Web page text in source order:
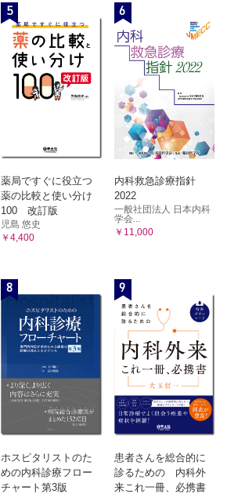
5
薬局ですぐに役立つ
薬の比較と使い分け
100 改訂版
児島 悠史
￥4,400
6
内科救急診療指針
2022
一般社団法人 日本内科
学会...
￥11,000
8
ホスピタリストのた
めの内科診療フロー
チャート第3版
9
患者さんを総合的に
診るための 内科外
来これ一冊、必携書